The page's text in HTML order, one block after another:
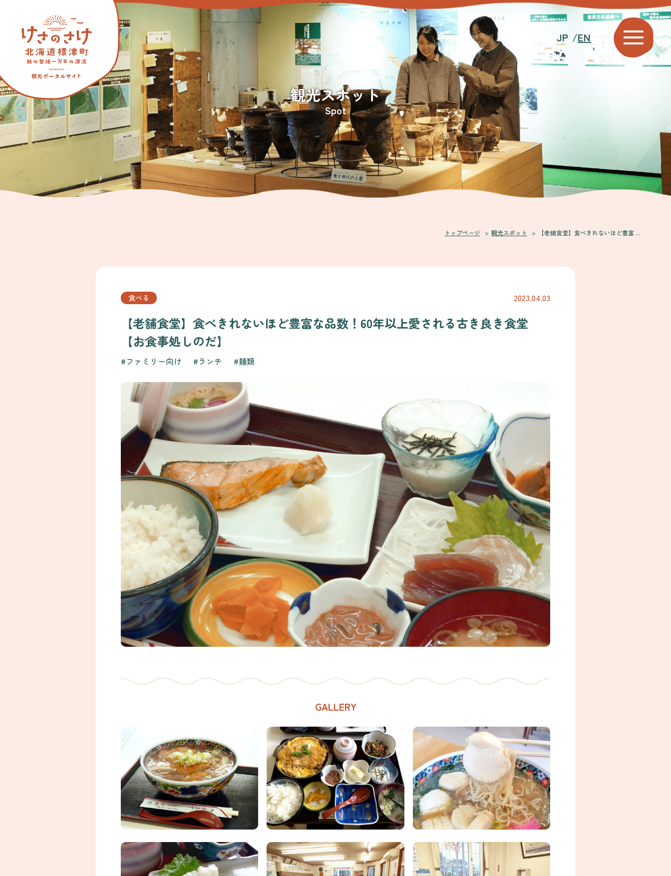
JP /EN
観光スポット
Spot
トップページ 観光スポット 【老舗食堂】食べきれないほど豊富 ...
食べる 2023.04.03
【老舗食堂】食べきれないほど豊富な品数！60年以上愛される古き良き食堂
【お食事処しのだ】
#ファミリー向け #ランチ #麺類
GALLERY